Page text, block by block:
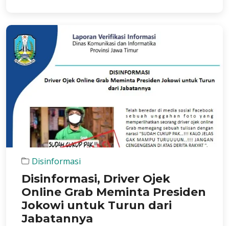
Disinformasi
Disinformasi, Driver Ojek
Online Grab Meminta Presiden
Jokowi untuk Turun dari
Jabatannya